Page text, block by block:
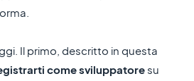
Il primo, descritto in questa
come sviluppatoresu